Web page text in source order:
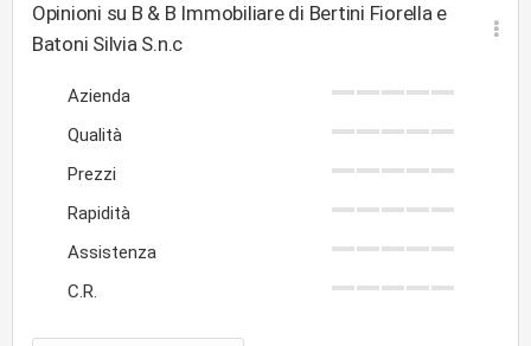
Opinioni su B & B Immobiliare di Bertini Fiorella e
Batoni Silvia S.n.c
Azienda
Qualità
Prezzi
Rapidità
Assistenza
C.R.